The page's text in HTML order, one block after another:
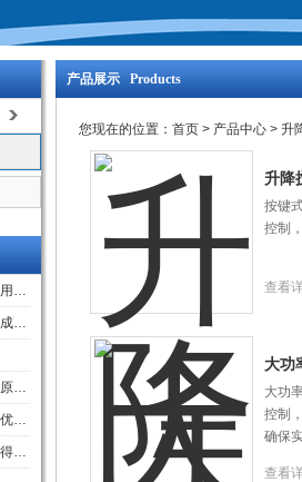
小容量电动搅拌器的优点及应用解析
梅颖浦多款恒温磁力搅拌器完成技术迭代 数字化操控全面升级
台式称重大容量磁力搅拌器：原理与应用解析
称重大容量磁力搅拌器的核心优势解析
称重磁力搅拌器的这些知识值得我们学习
产品展示 Products
您现在的位置： 首页 > 产品中心 > 升
升降
按键
控制
查看
大功
大功
控制
确保
查看